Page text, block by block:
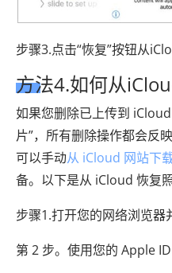
步骤3.点击“恢复”按钮从
方法4.如何从
如果您删除已上传到
片”，所有删除操作都会反
可以手动从 iCloud 网站下
备。以下是从 iCloud 恢复照
步骤1.打开您的网络浏览器
第 2 步。使用您的 Apple ID